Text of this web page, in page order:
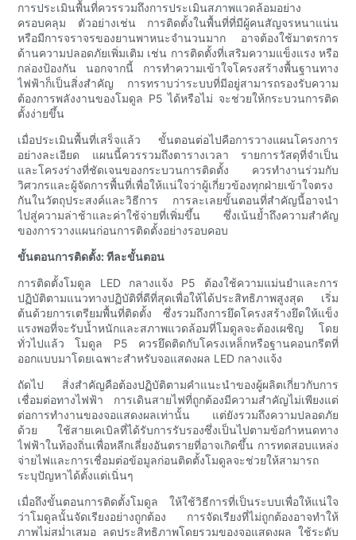
การประเมินพื้นที่ควรรวมถึงการประเมินสภาพแวดล้อมอย่าง
ครอบคลุม ตัวอย่างเช่น การติดตั้งในพื้นที่ที่มีผู้คนสัญจรหนาแน่น
หรือมีการจราจรของยานพาหนะจำนวนมาก อาจต้องใช้มาตรการ
ด้านความปลอดภัยเพิ่มเติม เช่น การติดตั้งที่เสริมความแข็งแรง หรือ
กล่องป้องกัน นอกจากนี้ การทำความเข้าใจโครงสร้างพื้นฐานทาง
ไฟฟ้าก็เป็นสิ่งสำคัญ การทราบว่าระบบที่มีอยู่สามารถรองรับความ
ต้องการพลังงานของโมดูล P5 ได้หรือไม่ จะช่วยให้กระบวนการติด
ตั้งง่ายขึ้น
เมื่อประเมินพื้นที่เสร็จแล้ว ขั้นตอนต่อไปคือการวางแผนโครงการ
อย่างละเอียด แผนนี้ควรรวมถึงตารางเวลา รายการวัสดุที่จำเป็น
และโครงร่างที่ชัดเจนของกระบวนการติดตั้ง ควรทำงานร่วมกับ
วิศวกรและผู้จัดการพื้นที่เพื่อให้แน่ใจว่าผู้เกี่ยวข้องทุกฝ่ายเข้าใจตรง
กันในวัตถุประสงค์และวิธีการ การละเลยขั้นตอนที่สำคัญนี้อาจนำ
ไปสู่ความล่าช้าและค่าใช้จ่ายที่เพิ่มขึ้น ซึ่งเน้นย้ำถึงความสำคัญ
ของการวางแผนก่อนการติดตั้งอย่างรอบคอบ
ขั้นตอนการติดตั้ง: ทีละขั้นตอน
การติดตั้งโมดูล LED กลางแจ้ง P5 ต้องใช้ความแม่นยำและการ
ปฏิบัติตามแนวทางปฏิบัติที่ดีที่สุดเพื่อให้ได้ประสิทธิภาพสูงสุด เริ่ม
ต้นด้วยการเตรียมพื้นที่ติดตั้ง ซึ่งรวมถึงการยึดโครงสร้างยึดให้แข็ง
แรงพอที่จะรับน้ำหนักและสภาพแวดล้อมที่โมดูลจะต้องเผชิญ โดย
ทั่วไปแล้ว โมดูล P5 ควรยึดติดกับโครงเหล็กหรือฐานคอนกรีตที่
ออกแบบมาโดยเฉพาะสำหรับจอแสดงผล LED กลางแจ้ง
ถัดไป สิ่งสำคัญคือต้องปฏิบัติตามคำแนะนำของผู้ผลิตเกี่ยวกับการ
เชื่อมต่อทางไฟฟ้า การเดินสายไฟที่ถูกต้องมีความสำคัญไม่เพียงแต่
ต่อการทำงานของจอแสดงผลเท่านั้น แต่ยังรวมถึงความปลอดภัย
ด้วย ใช้สายเคเบิลที่ได้รับการรับรองซึ่งเป็นไปตามข้อกำหนดทาง
ไฟฟ้าในท้องถิ่นเพื่อหลีกเลี่ยงอันตรายที่อาจเกิดขึ้น การทดสอบแหล่ง
จ่ายไฟและการเชื่อมต่อข้อมูลก่อนติดตั้งโมดูลจะช่วยให้สามารถ
ระบุปัญหาได้ตั้งแต่เนิ่นๆ
เมื่อถึงขั้นตอนการติดตั้งโมดูล ให้ใช้วิธีการที่เป็นระบบเพื่อให้แน่ใจ
ว่าโมดูลนั้นจัดเรียงอย่างถูกต้อง การจัดเรียงที่ไม่ถูกต้องอาจทำให้
ภาพไม่สม่ำเสมอ ลดประสิทธิภาพโดยรวมของจอแสดงผล ใช้ระดับ